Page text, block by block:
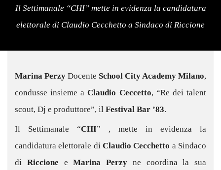
Il Settimanale “CHI” mette in evidenza la candidatura
elettorale di Claudio Cecchetto a Sindaco di Riccione
Marina Perzy Docente School City Academy Milano,
condusse insieme aClaudio Ceccetto, “Re dei talent
scout, Dj e produttore”, il Festival Bar ’83.
Il Settimanale “CHI” , mette in evidenza la
candidatura elettorale di Claudio Cecchetto a Sindaco
di Riccione eMarina Perzy ne coordina la sua